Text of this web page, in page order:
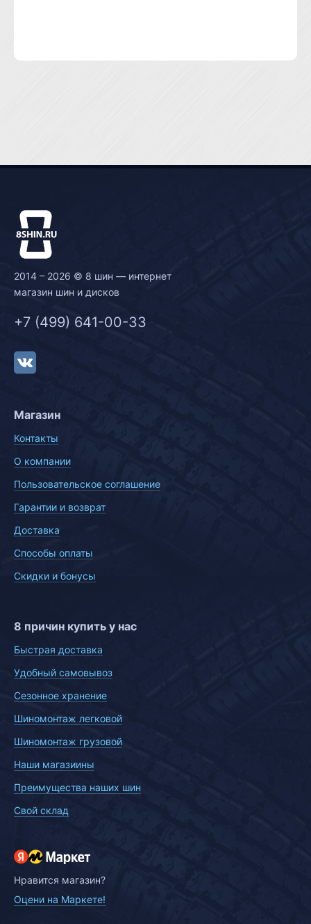
2014 – 2026 © 8 шин — интернет
магазин шин и дисков
+7 (499) 641-00-33
Магазин
Контакты
О компании
Пользовательское соглашение
Гарантии и возврат
Доставка
Способы оплаты
Скидки и бонусы
8 причин купить у нас
Быстрая доставка
Удобный самовывоз
Сезонное хранение
Шиномонтаж легковой
Шиномонтаж грузовой
Наши магазиины
Преимущества наших шин
Свой склад
Нравится магазин?
Оцени на Маркете!